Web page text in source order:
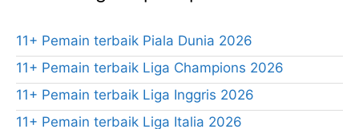
11+ Pemain terbaik Piala Dunia 2026
11+ Pemain terbaik Liga Champions 2026
11+ Pemain terbaik Liga Inggris 2026
11+ Pemain terbaik Liga Italia 2026